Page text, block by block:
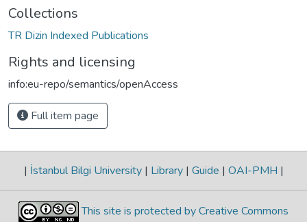
Collections
TR Dizin Indexed Publications
Rights and licensing
info:eu-repo/semantics/openAccess
Full item page
| İstanbul Bilgi University | Library | Guide | OAI-PMH |
This site is protected by Creative Commons